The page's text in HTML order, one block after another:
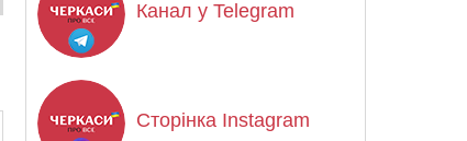
Канал у Telegram
Сторінка Instagram